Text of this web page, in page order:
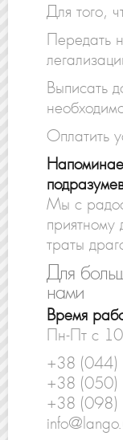
Для того,
Передать
Выписать
Оплатить
Мы с
траты
Для
нами
Время
Пн-Пт с
+38
+38
+38